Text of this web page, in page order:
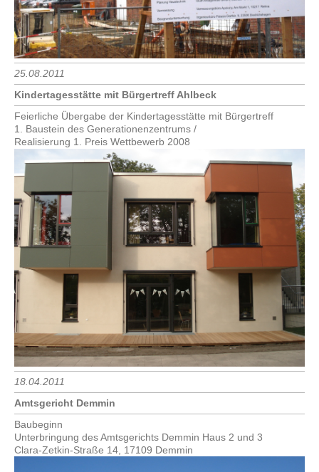
25.08.2011
Kindertagesstätte mit Bürgertreff Ahlbeck
Feierliche Übergabe der Kindertagesstätte mit Bürgertreff
1. Baustein des Generationenzentrums /
Realisierung 1. Preis Wettbewerb 2008
18.04.2011
Amtsgericht Demmin
Baubeginn
Unterbringung des Amtsgerichts Demmin Haus 2 und 3
Clara-Zetkin-Straße 14, 17109 Demmin